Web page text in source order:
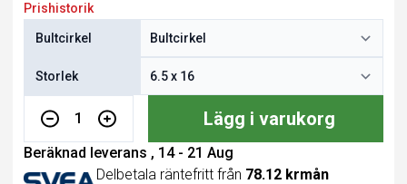
Prishistorik
Bultcirkel
Storlek
1 Lägg i varukorg
Beräknad leverans , 14 - 21 Aug
Delbetala räntefritt från 78.12 krmån